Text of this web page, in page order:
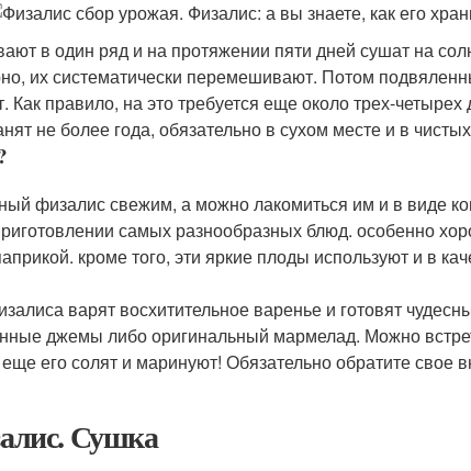
в один ряд и на протяжении пяти дней сушат на
их систематически перемешивают. Потом
Как правило, на это требуется еще около трех-четырех
не более года, обязательно в сухом месте и в
физалис свежим, а можно лакомиться им и в виде
самых разнообразных блюд. особенно
кроме того, эти яркие плоды используют и в
варят восхитительное варенье и готовят
джемы либо оригинальный мармелад. Можно
его солят и маринуют! Обязательно обратите свое
Сушка